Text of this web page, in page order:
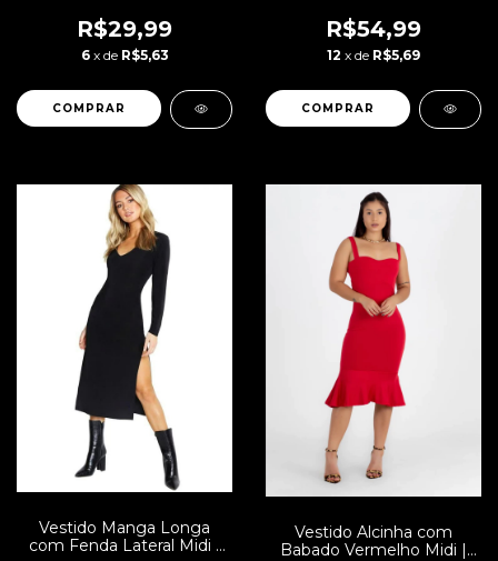
R$29,99
6 x de R$5,63
COMPRAR
NCR0008
R$54,99
12 x de R$5,69
COMPRAR
Vestido Manga Longa
com Fenda Lateral Midi |
Vestido Alcinha com
Babado Vermelho Midi |